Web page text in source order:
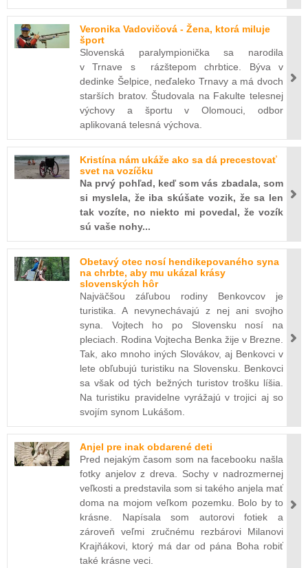
Veronika Vadovičová - Žena, ktorá miluje
šport
Slovenská paralympionička sa narodila
v Trnave s rázštepom chrbtice. Býva v
dedinke Šelpice, neďaleko Trnavy a má dvoch
starších bratov. Študovala na Fakulte telesnej
výchovy a športu v Olomouci, odbor
aplikovaná telesná výchova.
Kristína nám ukáže ako sa dá precestovať
svet na vozíčku
Na prvý pohľad, keď som vás zbadala, som
si myslela, že iba skúšate vozik, že sa len
tak vozíte, no niekto mi povedal, že vozík
sú vaše nohy...
Obetavý otec nosí hendikepovaného syna
na chrbte, aby mu ukázal krásy
slovenských hôr
Najväčšou záľubou rodiny Benkovcov je
turistika. A nevynechávajú z nej ani svojho
syna. Vojtech ho po Slovensku nosí na
pleciach. Rodina Vojtecha Benka žije v Brezne.
Tak, ako mnoho iných Slovákov, aj Benkovci v
lete obľubujú turistiku na Slovensku. Benkovci
sa však od tých bežných turistov trošku líšia.
Na turistiku pravidelne vyrážajú v trojici aj so
svojím synom Lukášom.
Anjel pre inak obdarené deti
Pred nejakým časom som na facebooku našla
fotky anjelov z dreva. Sochy v nadrozmernej
veľkosti a predstavila som si takého anjela mať
doma na mojom veľkom pozemku. Bolo by to
krásne. Napísala som autorovi fotiek a
zároveň veľmi zručnému rezbárovi Milanovi
Krajňákovi, ktorý má dar od pána Boha robiť
také krásne veci.